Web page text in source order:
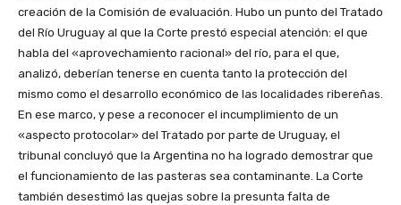
creación de la Comisión de evaluación. Hubo un punto del Tratado
del Río Uruguay al que la Corte prestó especial atención: el que
habla del «aprovechamiento racional» del río, para el que,
analizó, deberían tenerse en cuenta tanto la protección del
mismo como el desarrollo económico de las localidades ribereñas.
En ese marco, y pese a reconocer el incumplimiento de un
«aspecto protocolar» del Tratado por parte de Uruguay, el
tribunal concluyó que la Argentina no ha logrado demostrar que
el funcionamiento de las pasteras sea contaminante. La Corte
también desestimó las quejas sobre la presunta falta de